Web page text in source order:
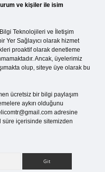
ve kişiler ile isim
Teknolojileri ve İletişim
Yer Sağlayıcı olarak hizmet
proaktif olarak denetleme
Ancak, üyelerimiz
olup, siteye üye olarak bu
ücretsiz bir bilgi paylaşım
aykırı olduğunu
adresine
içerisinde sitemizden